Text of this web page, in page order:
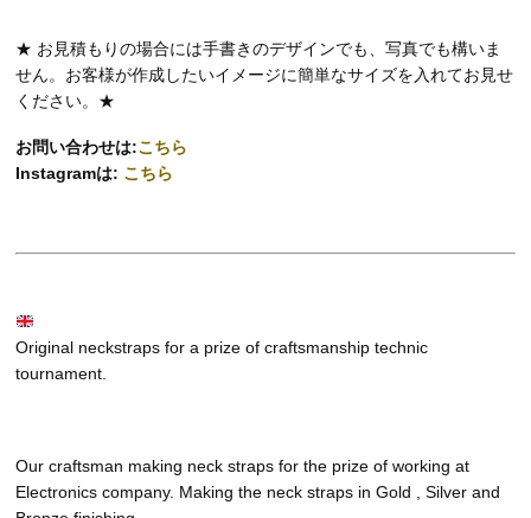
★ お見積もりの場合には手書きのデザインでも、写真でも構いま
せん。お客様が作成したいイメージに簡単なサイズを入れてお見せ
ください。★
お問い合わせは:こちら
Instagramは: こちら
Original neckstraps for a prize of craftsmanship technic
tournament.
Our craftsman making neck straps for the prize of working at
Electronics company. Making the neck straps in Gold , Silver and